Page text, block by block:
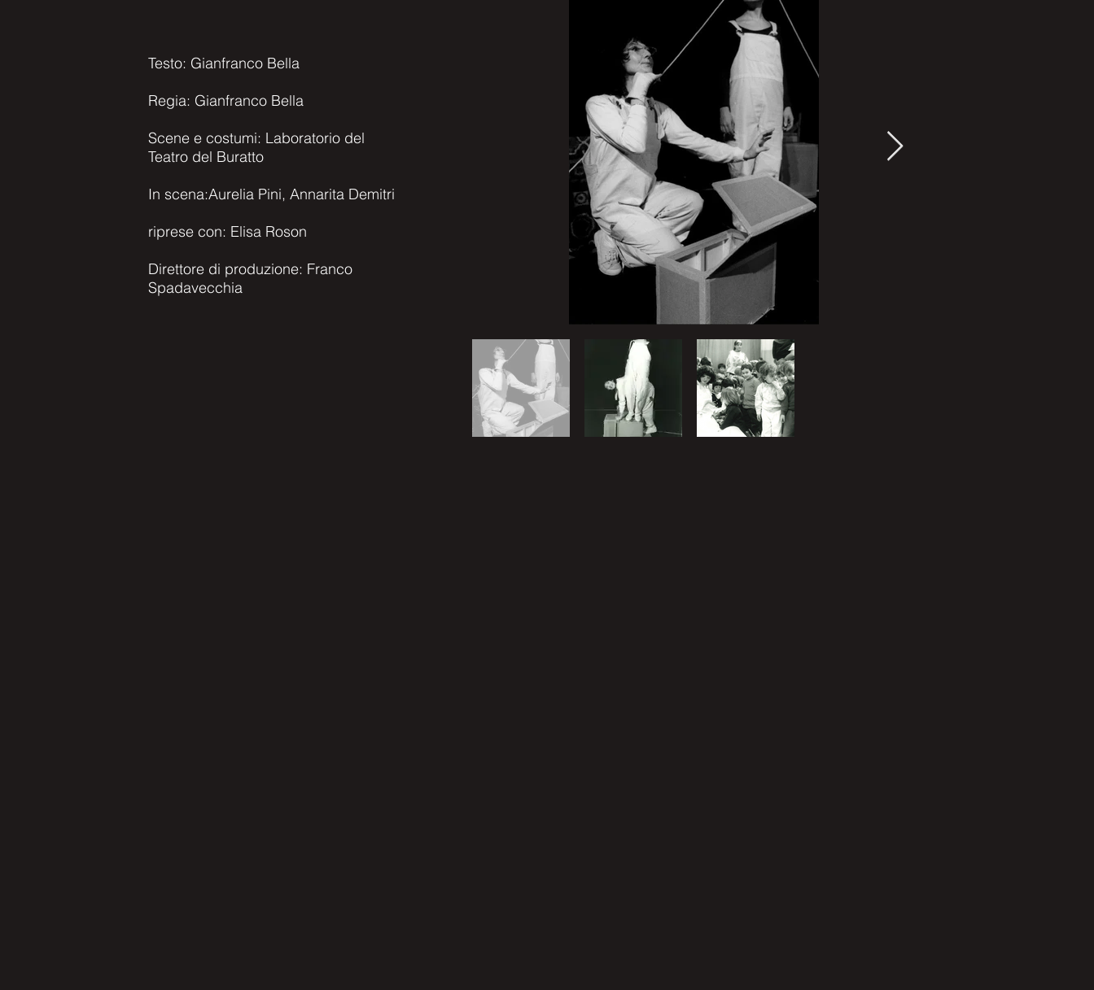
Testo: Gianfranco Bella
Regia: Gianfranco Bella
Scene e costumi: Laboratorio del
Teatro del Buratto
In scena:Aurelia Pini, Annarita Demitri
riprese con: Elisa Roson
Direttore di produzione: Franco
Spadavecchia